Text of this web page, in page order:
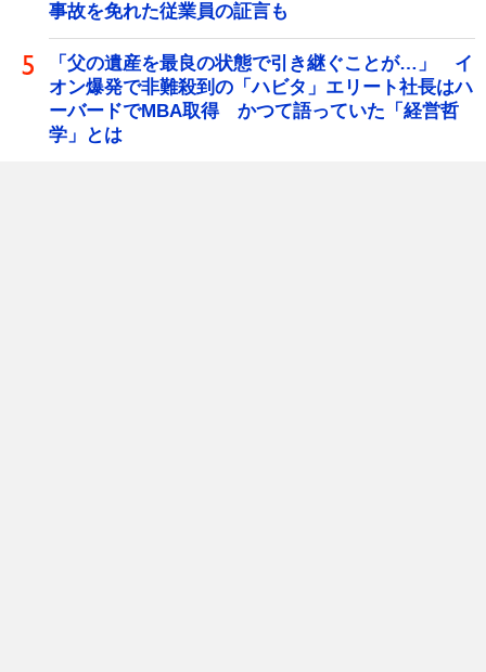
事故を免れた従業員の証言も
「父の遺産を最良の状態で引き継ぐことが…」 イ
オン爆発で非難殺到の「ハビタ」エリート社長はハ
ーバードでMBA取得 かつて語っていた「経営哲
学」とは